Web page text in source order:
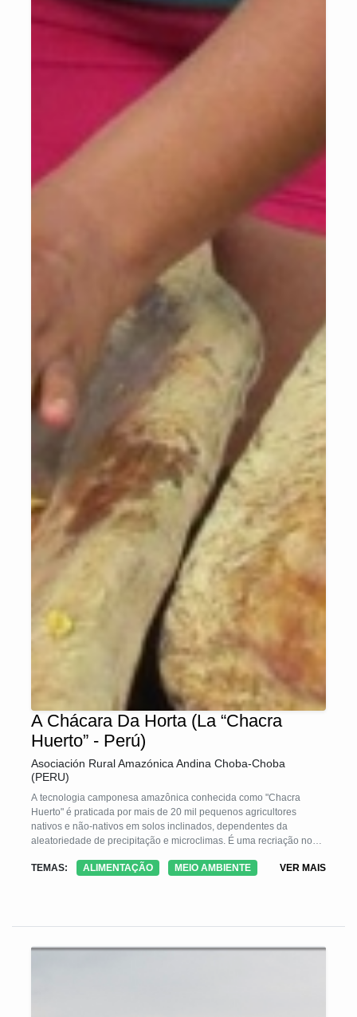
A Chácara Da Horta (La “Chacra
Huerto” - Perú)
Asociación Rural Amazónica Andina Choba-Choba
(PERU)
A tecnologia camponesa amazônica conhecida como "Chacra
Huerto" é praticada por mais de 20 mil pequenos agricultores
nativos e não-nativos em solos inclinados, dependentes da
aleatoriedade de precipitação e microclimas. É uma recriação nos
pomares tradicionais milenarizados. Tem as características de ser
sintonia com as condições socioculturais, econômicas e
TEMAS: ALIMENTAÇÃO MEIO AMBIENTE VER MAIS